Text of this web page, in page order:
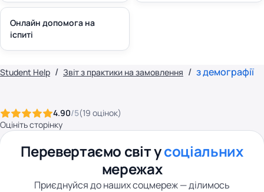
Онлайн допомога на
іспиті
Student Help Звіт з практики на замовлення з демографії
4.90/5(19 оцінок)
Оцініть сторінку
Перевертаємо світ усоціальних
мережах
Приєднуйся до наших соцмереж — ділимось